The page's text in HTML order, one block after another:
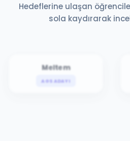
Hedeflerine ulaşan
sola kaydırarak
Meltem
AGS ADAYI